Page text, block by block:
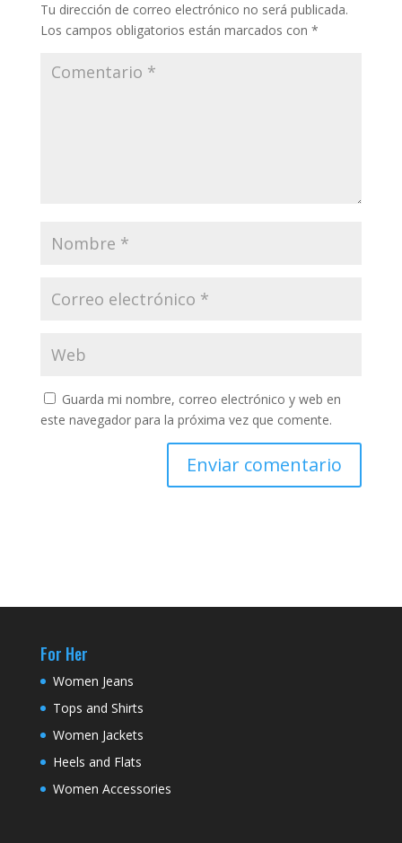
Tu dirección de correo electrónico no será publicada.
Los campos obligatorios están marcados con *
Guarda mi nombre, correo electrónico y web en
este navegador para la próxima vez que comente.
For Her
Women Jeans
Tops and Shirts
Women Jackets
Heels and Flats
Women Accessories